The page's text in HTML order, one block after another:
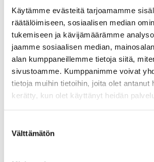
Käytämme evästeitä tarjoamamme
räätälöimiseen, sosiaalisen median
tukemiseen ja kävijämäärämme
jaamme sosiaalisen median,
alan kumppaneillemme tietoja siitä,
sivustoamme. Kumppanimme voivat
tietoja muihin tietoihin, joita olet antanut
kerätty, kun olet käyttänyt heidän
valinta
Välttämätön
Ajolasit
Aurinkolasit
Tarjoukset
Poistotuotteet
Lahjakortti
Maritim venetarvikkeet
Kansihelat
Listat ja kansikatteet